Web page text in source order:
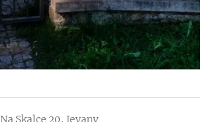
Na Skalce 20, Jevany